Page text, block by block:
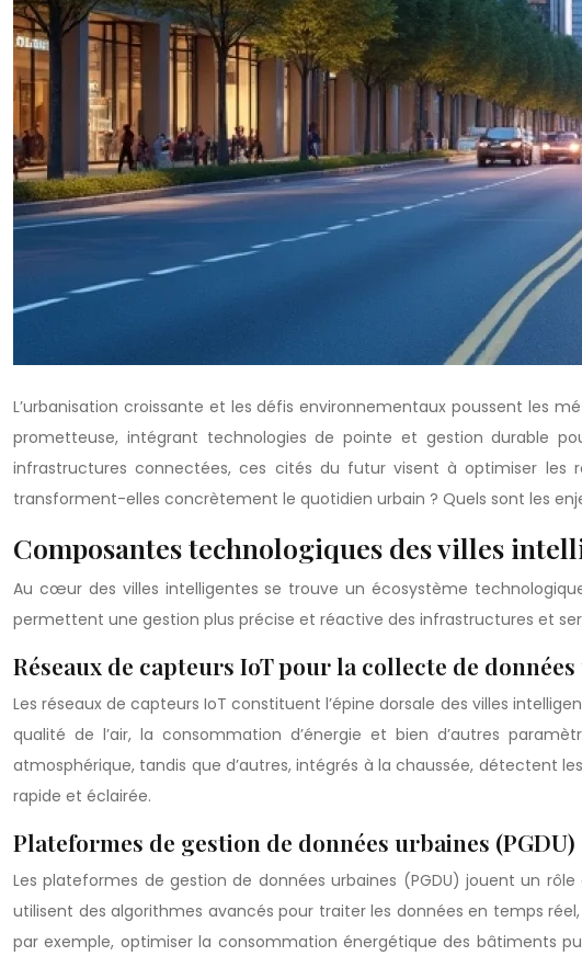
L’urbanisation croissante et les défis environnementaux poussent les
prometteuse, intégrant technologies de pointe et gestion durable
infrastructures connectées, ces cités du futur visent à optimiser les
transforment-elles concrètement le quotidien urbain ? Quels sont les
Composantes technologiques des villes
Au cœur des villes intelligentes se trouve un écosystème
permettent une gestion plus précise et réactive des infrastructures et
Réseaux de capteurs IoT pour la collecte de
Les réseaux de capteurs IoT constituent l’épine dorsale des villes
qualité de l’air, la consommation d’énergie et bien d’autres
atmosphérique, tandis que d’autres, intégrés à la chaussée, détectent
rapide et éclairée.
Plateformes de gestion de données urbaines (PGDU)
Les plateformes de gestion de données urbaines (PGDU) jouent un
utilisent des algorithmes avancés pour traiter les données en temps
par exemple, optimiser la consommation énergétique des bâtiments